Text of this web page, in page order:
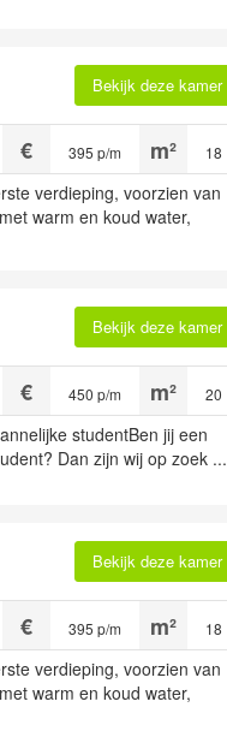
Bekijk deze kamer
18
395 p/m
verdieping, voorzien van
warm en koud water,
Bekijk deze kamer
20
450 p/m
studentBen jij een
Dan zijn wij op zoek ...
Bekijk deze kamer
18
395 p/m
verdieping, voorzien van
warm en koud water,